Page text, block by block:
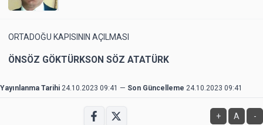
ORTADOĞU KAPISININ AÇILMASI
ÖNSÖZ GÖKTÜRKSON SÖZ ATATÜRK
Yayınlanma Tarihi 24.10.2023 09:41 — Son Güncelleme 24.10.2023 09:41
+ A -